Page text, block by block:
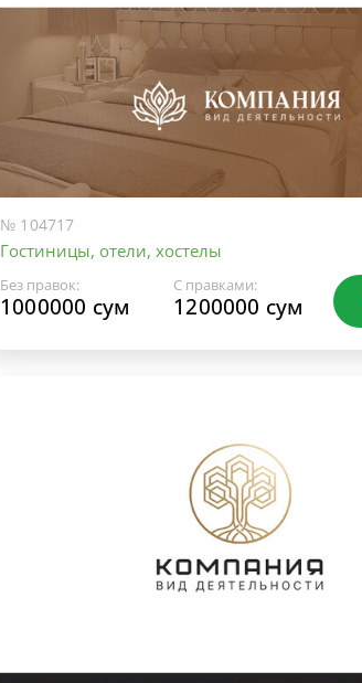
№ 104717
Гостиницы, отели, хостелы
Без правок:
1000000 сум
С правками:
1200000 сум